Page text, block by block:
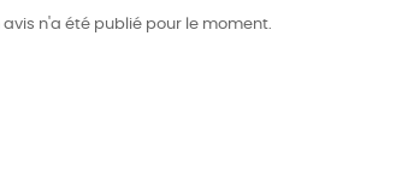
avis n'a été publié pour le moment.